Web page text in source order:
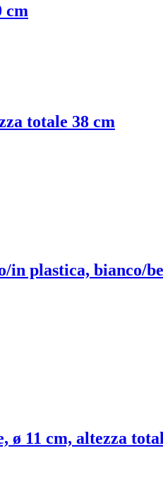
cm
totale 38 cm
plastica, bianco/
11 cm, altezza